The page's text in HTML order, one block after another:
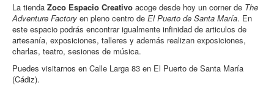
La tienda Zoco Espacio Creativo acoge desde hoy un corner de The
Adventure Factory en pleno centro de El Puerto de Santa María. En
este espacio podrás encontrar igualmente infinidad de articulos de
artesanía, exposiciones, talleres y además realizan exposiciones,
charlas, teatro, sesiones de música.
Puedes visitarnos en Calle Larga 83 en El Puerto de Santa María
(Cádiz).